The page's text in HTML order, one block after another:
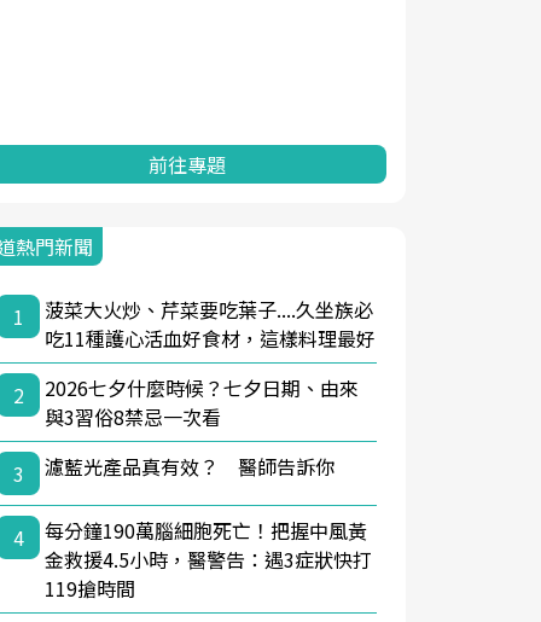
前往專題
熱門新聞
1
菠菜大火炒、芹菜要吃葉子....久坐族必
吃11種護心活血好食材，這樣料理最好
2
2026七夕什麼時候？七夕日期、由來
與3習俗8禁忌一次看
3
濾藍光產品真有效？ 醫師告訴你
4
每分鐘190萬腦細胞死亡！把握中風黃
金救援4.5小時，醫警告：遇3症狀快打
119搶時間